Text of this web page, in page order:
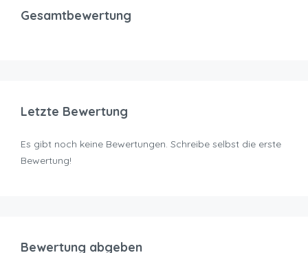
Gesamtbewertung
Letzte Bewertung
Es gibt noch keine Bewertungen. Schreibe selbst die erste
Bewertung!
Bewertung abgeben